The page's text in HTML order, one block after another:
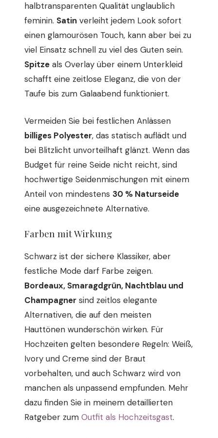
halbtransparenten Qualität unglaublich
feminin. Satin verleiht jedem Look sofort
einen glamourösen Touch, kann aber bei zu
viel Einsatz schnell zu viel des Guten sein.
Spitze als Overlay über einem Unterkleid
schafft eine zeitlose Eleganz, die von der
Taufe bis zum Galaabend funktioniert.
Vermeiden Sie bei festlichen Anlässen
billiges Polyester, das statisch auflädt und
bei Blitzlicht unvorteilhaft glänzt. Wenn das
Budget für reine Seide nicht reicht, sind
hochwertige Seidenmischungen mit einem
Anteil von mindestens 30 % Naturseide
eine ausgezeichnete Alternative.
Farben mit Wirkung
Schwarz ist der sichere Klassiker, aber
festliche Mode darf Farbe zeigen.
Bordeaux, Smaragdgrün, Nachtblau und
Champagner sind zeitlos elegante
Alternativen, die auf den meisten
Hauttönen wunderschön wirken. Für
Hochzeiten gelten besondere Regeln: Weiß,
Ivory und Creme sind der Braut
vorbehalten, und auch Schwarz wird von
manchen als unpassend empfunden. Mehr
dazu finden Sie in meinem detaillierten
Ratgeber zum Outfit als Hochzeitsgast.